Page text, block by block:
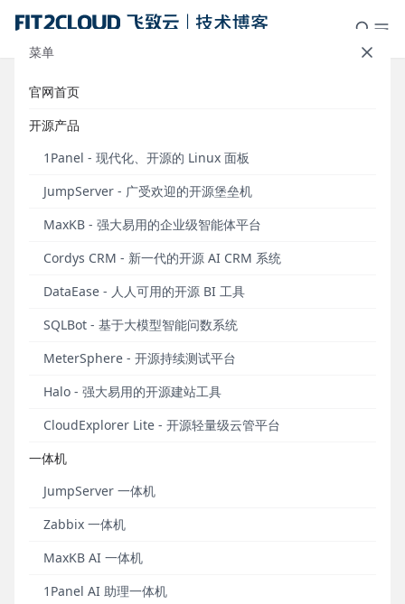
菜单
官网首页
开源产品
1Panel - 现代化、开源的 Linux 面板
JumpServer - 广受欢迎的开源堡垒机
MaxKB - 强大易用的企业级智能体平台
Cordys CRM - 新一代的开源 AI CRM 系统
DataEase - 人人可用的开源 BI 工具
SQLBot - 基于大模型智能问数系统
MeterSphere - 开源持续测试平台
Halo - 强大易用的开源建站工具
CloudExplorer Lite - 开源轻量级云管平台
一体机
JumpServer 一体机
Zabbix 一体机
MaxKB AI 一体机
1Panel AI 助理一体机
MeterSphere开源持续测试平台与
阿里云云效DevOps的集成
v1.20.8 LTS版本。
本文将分享如何集成MeterSphere一站式持续测试平
台与阿里云云效DevOps平台，帮助企业快速补足
说起DevOps，大部分人的第一反应或者说映入脑海的
Delivery，即持续集成与持续交付）。但是，要想构建
能够支撑起持续交付的软件研发能力，与之相辅相成
的软件测试能力必不可少。
MeterSphere项目组联合撰写）在《持续测试产生的
背景与意义》章节中所说：“目前，大家普遍认为持续
具有连续性的测试自动化测试流程。它基于强调全方